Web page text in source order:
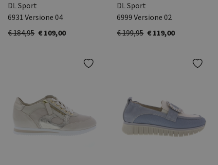
DL Sport
6931 Versione 04
€ 184,95 € 109,00
DL Sport
6999 Versione 02
€ 199,95 € 119,00